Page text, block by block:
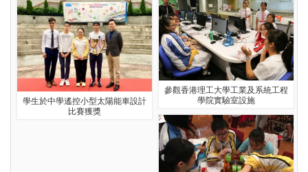
學生於中學遙控小型太陽能車設計
比賽獲獎
參觀香港理工大學工業及系統工程
學院實驗室設施